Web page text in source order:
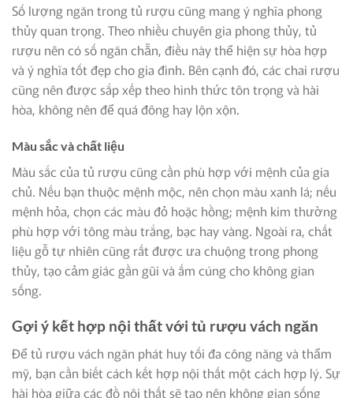
Số lượng ngăn trong tủ rượu cũng mang ý nghĩa phong
thủy quan trọng. Theo nhiều chuyên gia phong thủy, tủ
rượu nên có số ngăn chẵn, điều này thể hiện sự hòa hợp
và ý nghĩa tốt đẹp cho gia đình. Bên cạnh đó, các chai rượu
cũng nên được sắp xếp theo hình thức tôn trọng và hài
hòa, không nên để quá đông hay lộn xộn.
Màu sắc và chất liệu
Màu sắc của tủ rượu cũng cần phù hợp với mệnh của gia
chủ. Nếu bạn thuộc mệnh mộc, nên chọn màu xanh lá; nếu
mệnh hỏa, chọn các màu đỏ hoặc hồng; mệnh kim thường
phù hợp với tông màu trắng, bạc hay vàng. Ngoài ra, chất
liệu gỗ tự nhiên cũng rất được ưa chuộng trong phong
thủy, tạo cảm giác gần gũi và ấm cúng cho không gian
sống.
Gợi ý kết hợp nội thất với tủ rượu vách ngăn
Để tủ rượu vách ngăn phát huy tối đa công năng và thẩm
mỹ, bạn cần biết cách kết hợp nội thất một cách hợp lý. Sự
hài hòa giữa các đồ nội thất sẽ tạo nên không gian sống